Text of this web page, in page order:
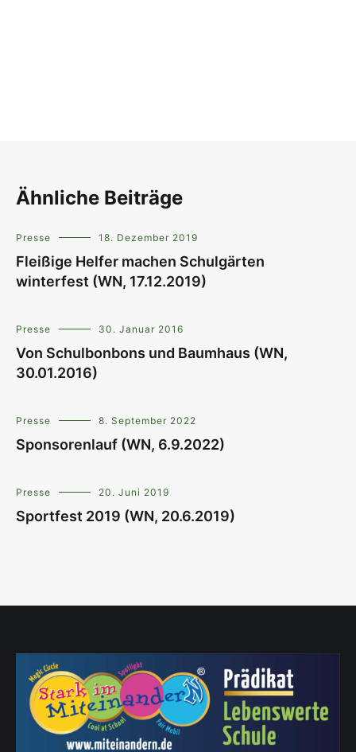
Ähnliche Beiträge
Presse 18. Dezember 2019
Fleißige Helfer machen Schulgärten
winterfest (WN, 17.12.2019)
Presse 30. Januar 2016
Von Schulbonbons und Baumhaus (WN,
30.01.2016)
Presse 8. September 2022
Sponsorenlauf (WN, 6.9.2022)
Presse 20. Juni 2019
Sportfest 2019 (WN, 20.6.2019)